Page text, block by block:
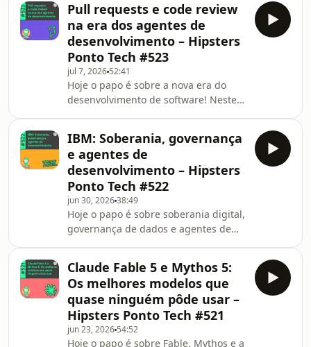
pretende simplificar o acesso aos
serviços de cartório e integrar
diferentes tipos de registros públicos.
O papo também passa por
interoperabilidade, APIs, segurança,
assinaturas digitais, modernização
dos cartórios e os desafios de
conectar sistemas antigos em
Pull requests e code review
na era dos agentes de
desenvolvimento – Hipsters
Ponto Tech #523
jul 7, 2026 52:41
Hoje o papo é sobre a nova era do
desenvolvimento de software! Neste
por IA e os desafios de revisar,
governar e levar essas mudanças
para produção. O papo também
passa por novos processos de
desenvolvimento, modelos locais e
abertos, harnesses, contexto e
orquestração de agentes. Vem ver
quem participou desse papo: Paulo
Silveira,
IBM: Soberania, governança
e agentes de
desenvolvimento – Hipsters
Ponto Tech #522
jun 30, 202638:49
Hoje o papo é sobre soberania digital,
governança de dados e agentes de
de empresas e governos dependerem
de fornecedores externos para
armazenar dados, executar modelos
de IA e manter aplicações críticas. A
seguir, falamos sobre soberania por
Claude Fable 5 e Mythos 5:
Os melhores modelos que
quase ninguém pôde usar –
Hipsters Ponto Tech #521
jun 23, 2026 54:52
Hoje o papo é sobre Fable, Mythos e a